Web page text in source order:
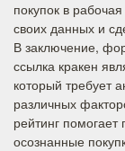
покупок в
своих данных и
В заключение,
ссылка кракен
который требует
различных
рейтинг
осознанные